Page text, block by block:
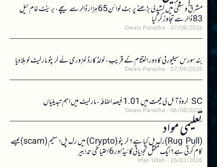
مشرقِ وسطیٰ میں کشیدگی بڑھنے پر بٹ کوائن 65 ہزار ڈالر سے نیچے، برینٹ خام تیل
83 ڈالر سے تجاوز کر گیا
Owais Paracha 07/08/2026
بند سورس سیکیورٹی کا دور اختتام کے قریب، کولڈ کارڈ کمزوری نے کرپٹو مارکیٹ کو ہلا دیا
Owais Paracha 07/08/2026
SC کروڈ آئل کی قیمت میں 1.01 فیصد اضافہ، مارکیٹ میں اہم تبدیلیاں
Owais Paracha 06/08/2026
تعلیمی مواد (Rug Pull)رگ پل کیا ہے؟ کرپٹو (Crypto) میں رگ پل اسکیم (scam)کیسے
کام کرتی ہے؟ ایک مکمل تجزیاتی گائیڈ اور 6 احتیاطی تدابیر
Irfan Ullah 26/03/2026